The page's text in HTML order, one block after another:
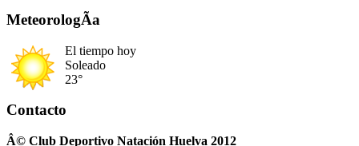
MeteorologÃ­a
El tiempo hoy
Soleado
23°
Contacto
Â© Club Deportivo Natación Huelva 2012